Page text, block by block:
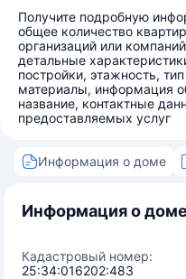
Получите подробную
общее количество
организаций или
детальные
постройки, этажность,
материалы, информация
название, контактные
предоставляемых услуг
Информация о доме
Информация о доме
Кадастровый номер:
25:34:016202:483